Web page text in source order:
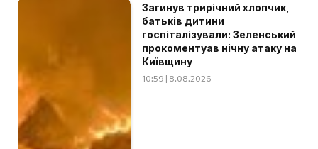
Загинув трирічний хлопчик,
батьків дитини
госпіталізували: Зеленський
прокоментуав нічну атаку на
Київщину
10:59 | 8.08.2026